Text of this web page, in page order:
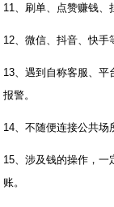
11、刷单、点赞赚钱、
12、微信、抖音、快手
13、遇到自称客服、
报警。
14、不随便连接公共场
15、涉及钱的操作，
账。